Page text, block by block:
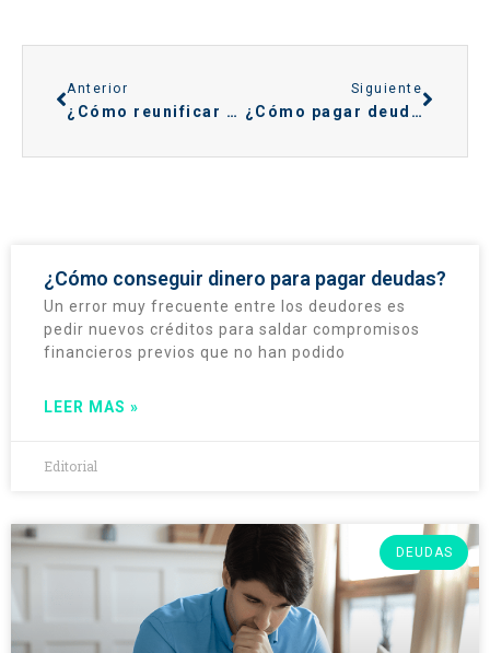
Anterior
¿Cómo reunificar deudas con BBVA??
Siguiente
¿Cómo pagar deuda de tarjeta crédito con La Caixa?
¿Cómo conseguir dinero para pagar deudas?
Un error muy frecuente entre los deudores es
pedir nuevos créditos para saldar compromisos
financieros previos que no han podido
LEER MAS »
Editorial
DEUDAS